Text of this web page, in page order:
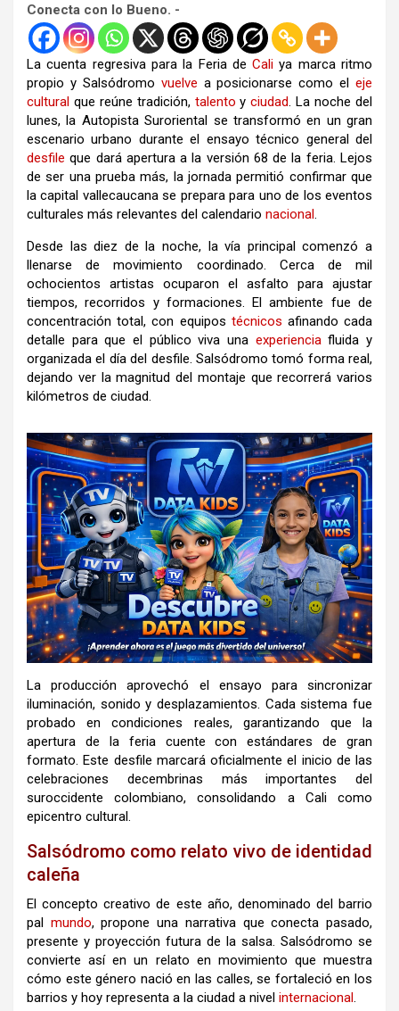
Conecta con lo Bueno. -
La cuenta regresiva para la Feria deCali ya marca ritmo
propio y Salsódromo vuelve a posicionarse como el eje
cultural que reúne tradición, talento yciudad. La noche del
lunes, la Autopista Suroriental se transformó en un gran
escenario urbano durante el ensayo técnico general del
desfile que dará apertura a la versión 68 de la feria. Lejos
de ser una prueba más, la jornada permitió confirmar que
la capital vallecaucana se prepara para uno de los eventos
culturales más relevantes del calendario nacional.
Desde las diez de la noche, la vía principal comenzó a
llenarse de movimiento coordinado. Cerca de mil
ochocientos artistas ocuparon el asfalto para ajustar
tiempos, recorridos y formaciones. El ambiente fue de
concentración total, con equipos técnicos afinando cada
detalle para que el público viva una experienciafluida y
organizada el día del desfile. Salsódromo tomó forma real,
dejando ver la magnitud del montaje que recorrerá varios
kilómetros de ciudad.
La producción aprovechó el ensayo para sincronizar
iluminación, sonido y desplazamientos. Cada sistema fue
probado en condiciones reales, garantizando que la
apertura de la feria cuente con estándares de gran
formato. Este desfile marcará oficialmente el inicio de las
celebraciones decembrinas más importantes del
suroccidente colombiano, consolidando a Cali como
epicentro cultural.
Salsódromo como relato vivo de identidad
caleña
El concepto creativo de este año, denominado del barrio
pal mundo, propone una narrativa que conecta pasado,
presente y proyección futura de la salsa. Salsódromo se
convierte así en un relato en movimiento que muestra
cómo este género nació en las calles, se fortaleció en los
barrios y hoy representa a la ciudad a nivel internacional.